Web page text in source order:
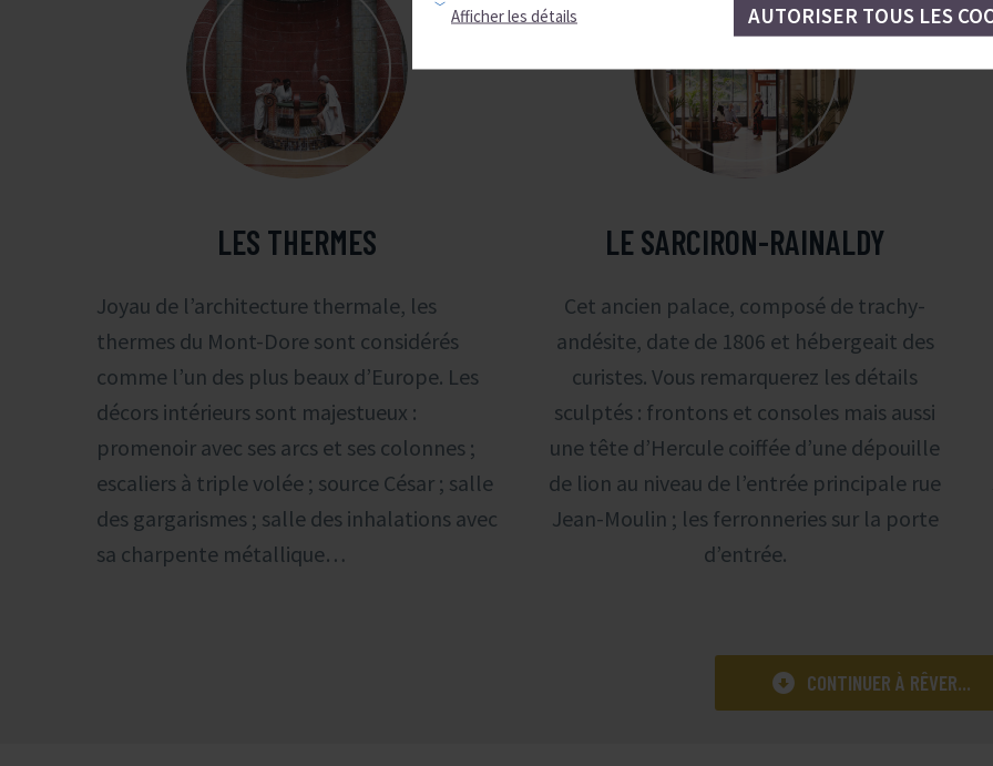
AUTORISER TOUS LES
Afficher les détails
LES THERMES
Joyau de l’architecture thermale, les
thermes du Mont-Dore sont considérés
comme l’un des plus beaux d’Europe. Les
décors intérieurs sont majestueux :
promenoir avec ses arcs et ses colonnes ;
escaliers à triple volée ; source César ; salle
des gargarismes ; salle des inhalations avec
sa charpente métallique…
LE SARCIRON-RAINALDY
Cet ancien palace, composé de trachy-
andésite, date de 1806 et hébergeait des
curistes. Vous remarquerez les détails
sculptés : frontons et consoles mais aussi
une tête d’Hercule coiffée d’une dépouille
de lion au niveau de l’entrée principale rue
Jean-Moulin ; les ferronneries sur la porte
d’entrée.
 CONTINUER À RÊVER...